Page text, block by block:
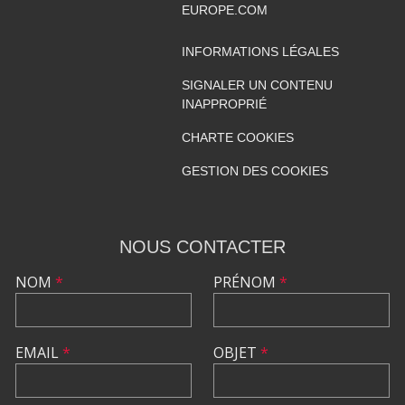
EUROPE.COM
INFORMATIONS LÉGALES
SIGNALER UN CONTENU
INAPPROPRIÉ
CHARTE COOKIES
GESTION DES COOKIES
NOUS CONTACTER
NOM *
EMAIL*
PRÉNOM *
OBJET *